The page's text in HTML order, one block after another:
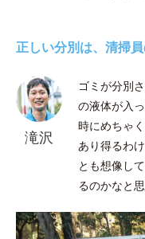
正しい分別は、清掃
滝沢
ゴミが分別
の液体が入
時にめちゃ
あり得るわ
とも想像し
るのかなと思